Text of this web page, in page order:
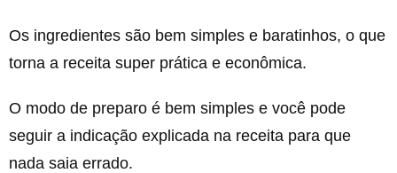
Os ingredientes são bem simples e baratinhos, o que
torna a receita super prática e econômica.
O modo de preparo é bem simples e você pode
seguir a indicação explicada na receita para que
nada saia errado.